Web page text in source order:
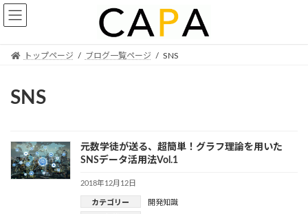
Skip
the
Skip
the
トップページ ブログ一覧ページ SNS
SNS
元数学徒が送る、超簡単！グラフ理論を用いた
SNSデータ活用法Vol.1
2018年12月12日
カテゴリー 開発知識